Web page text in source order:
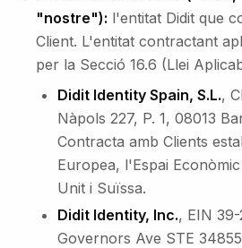
"nostre"): l'entitat Didit que
Client. L'entitat contractant
per la Secció 16.6 (Llei
Didit Identity Spain, S.L.,
Nàpols 227, P. 1, 08013
Contracta amb Clients
Europea, l'Espai
Unit i Suïssa.
Didit Identity, Inc., EIN 39-
Governors Ave STE